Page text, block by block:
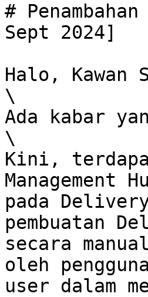
#
Sept 2024]
Halo, Kawan
\
Ada kabar
\
Kini,
Management
pada Delivery
pembuatan
secara
oleh
user dalam